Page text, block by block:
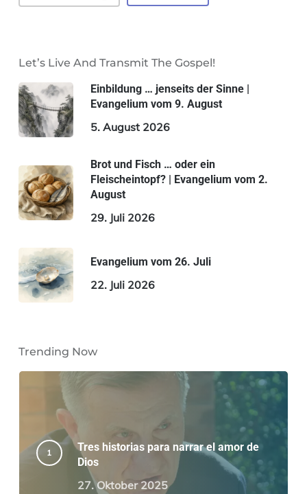
Let’s Live And Transmit The Gospel!
Einbildung … jenseits der Sinne |
Evangelium vom 9. August
5. August 2026
Brot und Fisch … oder ein
Fleischeintopf? | Evangelium vom 2.
August
29. Juli 2026
Evangelium vom 26. Juli
22. Juli 2026
Trending Now
Tres historias para narrar el amor de
Dios
27. Oktober 2025